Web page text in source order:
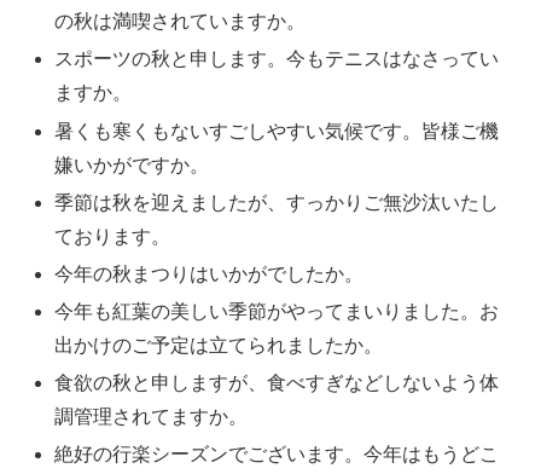
の秋は満喫されていますか。
スポーツの秋と申します。今もテニスはなさってい
ますか。
暑くも寒くもないすごしやすい気候です。皆様ご機
嫌いかがですか。
季節は秋を迎えましたが、すっかりご無沙汰いたし
ております。
今年の秋まつりはいかがでしたか。
今年も紅葉の美しい季節がやってまいりました。お
出かけのご予定は立てられましたか。
食欲の秋と申しますが、食べすぎなどしないよう体
調管理されてますか。
絶好の行楽シーズンでございます。今年はもうどこ